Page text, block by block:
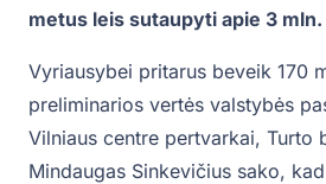
metus leis sutaupyti apie 3
Vyriausybei pritarus beveik 170
preliminarios vertės valstybės
Vilniaus centre pertvarkai, Turto
Mindaugas Sinkevičius sako,